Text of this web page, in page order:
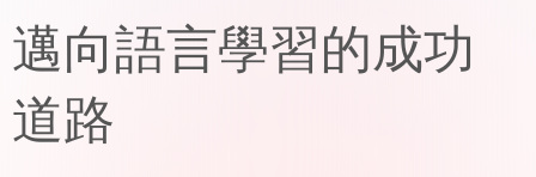
邁向語言學習的成功
道路